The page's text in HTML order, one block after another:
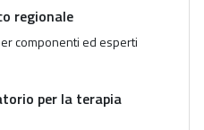
regionale
componenti ed esperti
per la terapia